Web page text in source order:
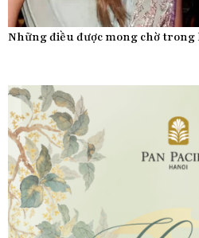
Những điều được mong chờ trong